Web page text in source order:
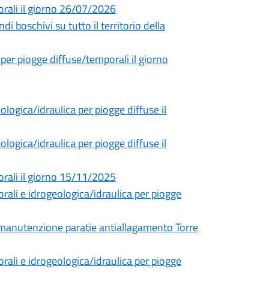
il giorno 26/07/2026
boschivi su tutto il territorio della
piogge diffuse/temporali il giorno
idraulica per piogge diffuse il
idraulica per piogge diffuse il
il giorno 15/11/2025
e idrogeologica/idraulica per piogge
paratie antiallagamento Torre
e idrogeologica/idraulica per piogge